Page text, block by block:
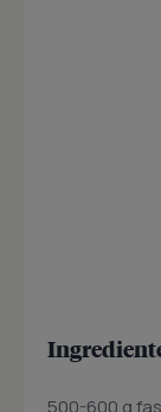
500-600 g